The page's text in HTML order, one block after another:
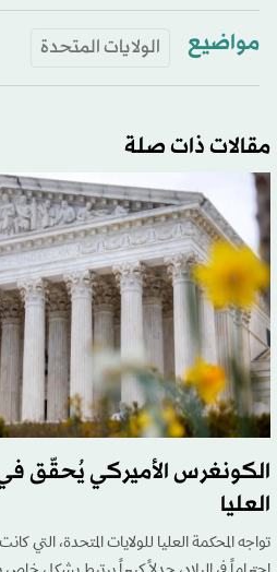
مواضيع الولايات المتحدة
مقالات ذات صلة
الكونغرس الأميركي يُحقّق
العليا
تواجه المحكمة العليا للولايات المتحدة، التي